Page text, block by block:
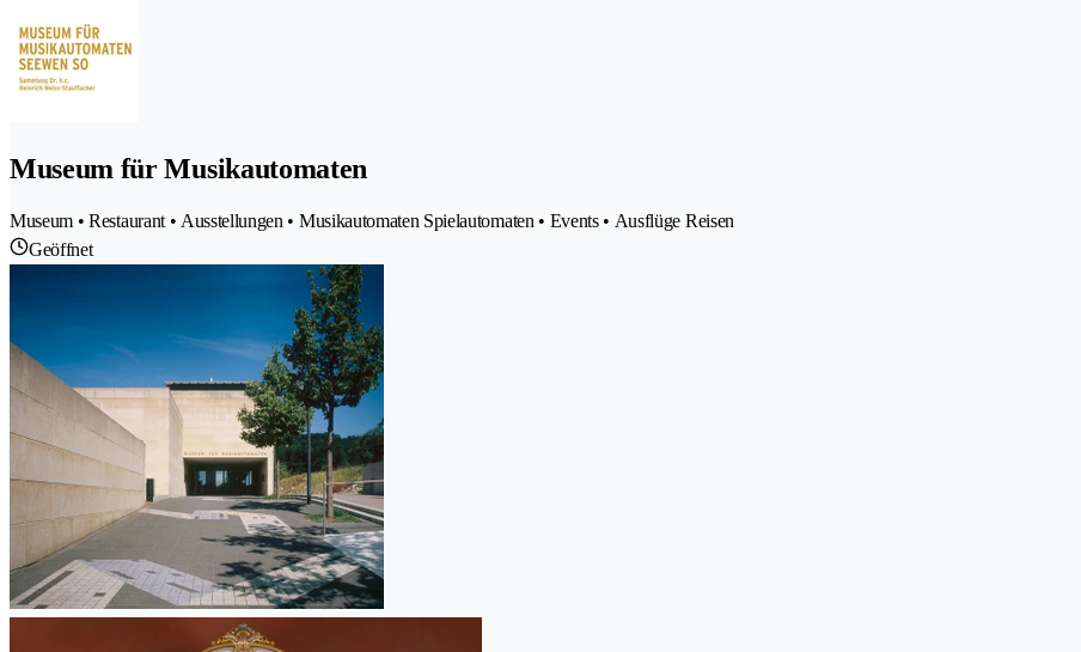
Museum für Musikautomaten
Museum • Restaurant • Ausstellungen • Musikautomaten Spielautomaten • Events • Ausflüge Reisen
Geöffnet